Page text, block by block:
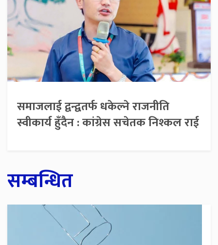
समाजलाई द्वन्द्वतर्फ धकेल्ने राजनीति
स्वीकार्य हुँदैन : कांग्रेस सचेतक निश्कल राई
सम्बन्धित